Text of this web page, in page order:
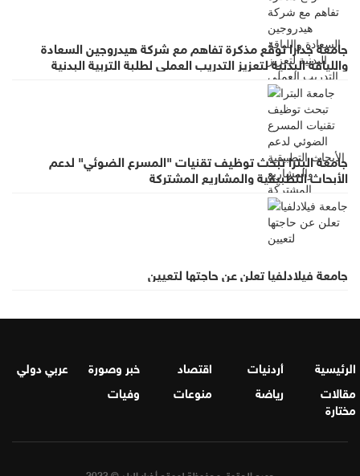
جامعة جدارا توقّع مذكرة تفاهم مع شركة هيدروجين السعادة
واللياقة البدنية لتعزيز التدريب العملي لطلبة التربية البدنية
جامعة البترا تبحث توظيف تقنيات "المسرع الضوئي" لدعم
الأبحاث التطبيقية والمشاريع المشتركة
جامعة فيلادلفيا تعلن عن حاجتها لتعيين
الرئيسية أردنيات اقتصاد خبر وصورة
عربي دولي
مقالات
مختارة
رياضة منوعات وفيات